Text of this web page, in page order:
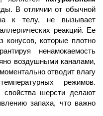
В отличии от обычной
к телу, не вызывает
реакций. Ее
конусов, которые плотно
ненамокаемость
воздушными каналами,
отводит влагу
режимов.
свойства шерсти делают
запаха, что важно